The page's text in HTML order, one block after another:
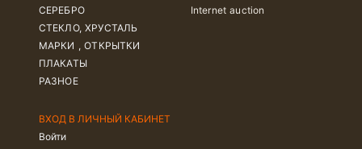
СЕРЕБРО
СТЕКЛО, ХРУСТАЛЬ
МАРКИ , ОТКРЫТКИ
ПЛАКАТЫ
РАЗНОЕ
Internet auction
ВХОД В ЛИЧНЫЙ КАБИНЕТ
Войти